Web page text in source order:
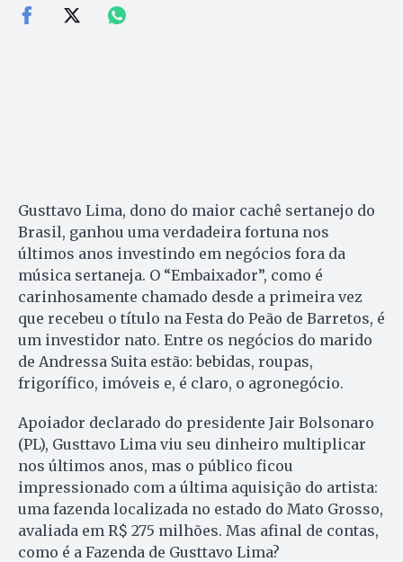
Gusttavo Lima, dono do maior cachê sertanejo do
Brasil, ganhou uma verdadeira fortuna nos
últimos anos investindo em negócios fora da
música sertaneja. O “Embaixador”, como é
carinhosamente chamado desde a primeira vez
que recebeu o título na Festa do Peão de Barretos, é
um investidor nato. Entre os negócios do marido
de Andressa Suita estão: bebidas, roupas,
frigorífico, imóveis e, é claro, o agronegócio.
Apoiador declarado do presidente Jair Bolsonaro
(PL), Gusttavo Lima viu seu dinheiro multiplicar
nos últimos anos, mas o público ficou
impressionado com a última aquisição do artista:
uma fazenda localizada no estado do Mato Grosso,
avaliada em R$ 275 milhões. Mas afinal de contas,
como é a Fazenda de Gusttavo Lima?